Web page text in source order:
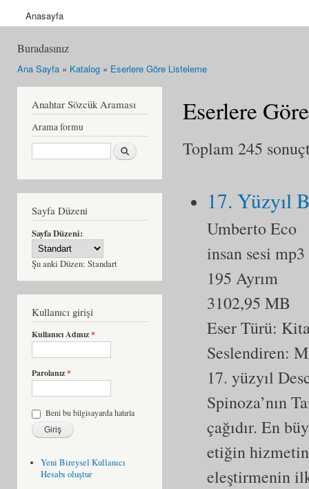
Anasayfa
Buradasınız
Ana Sayfa » Katalog » Eserlere Göre Listeleme
Anahtar Sözcük Araması
Arama formu
Ara
Sayfa Düzeni
Sayfa Düzeni:
Şu anki Düzen: Standart
Kullanıcı girişi
Kullanıcı Adınız*
Parolanız*
Beni bu bilgisayarda hatırla
Yeni Bireysel Kullanıcı
Hesabı oluştur
Eserlere
Toplam 245
17. Yüzyıl
Umberto Eco
insan sesi mp3
195 Ayrım
3102,95 MB
Eser Türü:
Seslendiren:
17. yüzyıl
Spinoza’nın
çağıdır. En
etiğin
eleştirmenin